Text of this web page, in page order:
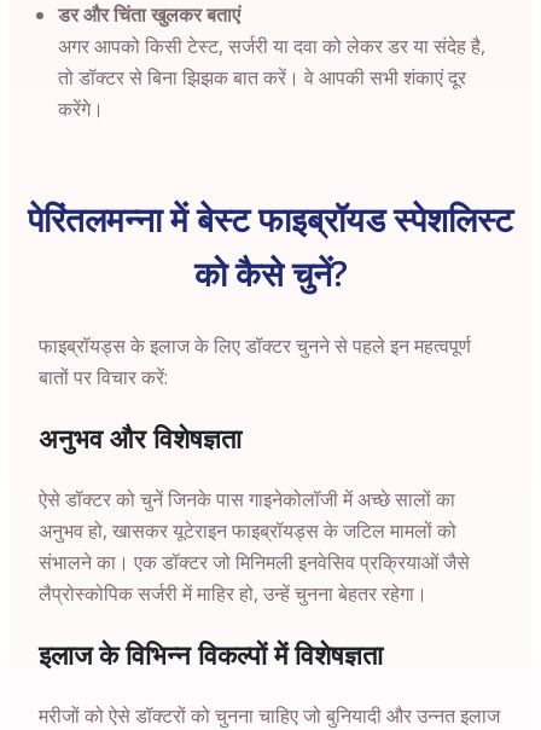
डर और चिंता खुलकर बताएं
अगर आपको किसी टेस्ट, सर्जरी या दवा को लेकर डर या संदेह है,
तो डॉक्टर से बिना झिझक बात करें। वे आपकी सभी शंकाएं दूर
करेंगे।
पेरिंतलमन्ना में बेस्ट फाइब्रॉयड स्पेशलिस्ट
को कैसे चुनें?
फाइब्रॉयड्स के इलाज के लिए डॉक्टर चुनने से पहले इन महत्वपूर्ण
बातों पर विचार करें:
अनुभव और विशेषज्ञता
ऐसे डॉक्टर को चुनें जिनके पास गाइनेकोलॉजी में अच्छे सालों का
अनुभव हो, खासकर यूटेराइन फाइब्रॉयड्स के जटिल मामलों को
संभालने का। एक डॉक्टर जो मिनिमली इनवेसिव प्रक्रियाओं जैसे
लैप्रोस्कोपिक सर्जरी में माहिर हो, उन्हें चुनना बेहतर रहेगा।
इलाज के विभिन्न विकल्पों में विशेषज्ञता
मरीजों को ऐसे डॉक्टरों को चुनना चाहिए जो बुनियादी और उन्नत इलाज